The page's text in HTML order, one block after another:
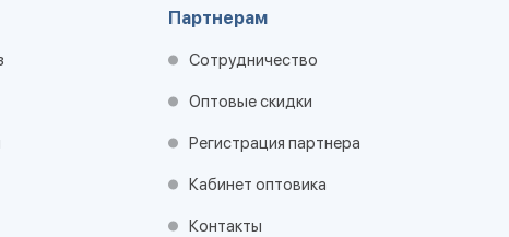
Партнерам
Сотрудничество
Оптовые скидки
Регистрация партнера
Кабинет оптовика
Контакты